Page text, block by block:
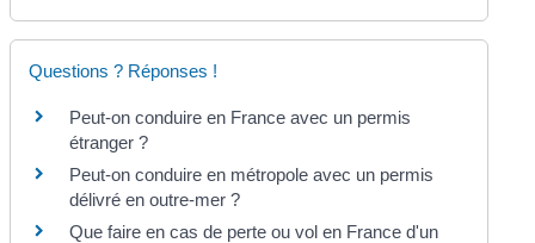
Questions ? Réponses !
Peut-on conduire en France avec un permis
étranger ?
Peut-on conduire en métropole avec un permis
délivré en outre-mer ?
Que faire en cas de perte ou vol en France d'un